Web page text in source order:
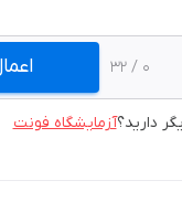
0
/ 32
دارید؟آزمایشگاه فونت